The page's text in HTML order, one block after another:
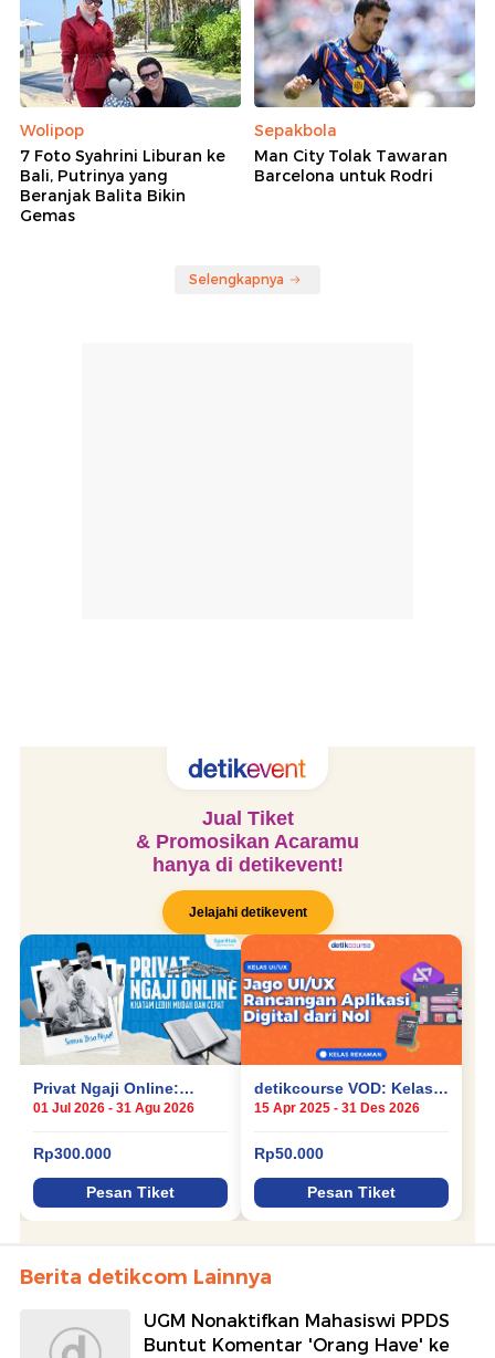
Wolipop
7 Foto Syahrini Liburan ke
Bali, Putrinya yang
Beranjak Balita Bikin
Gemas
Sepakbola
Man City Tolak Tawaran
Barcelona untuk Rodri
Selengkapnya
Berita detikcom Lainnya
UGM Nonaktifkan Mahasiswi PPDS
Buntut Komentar 'Orang Have' ke